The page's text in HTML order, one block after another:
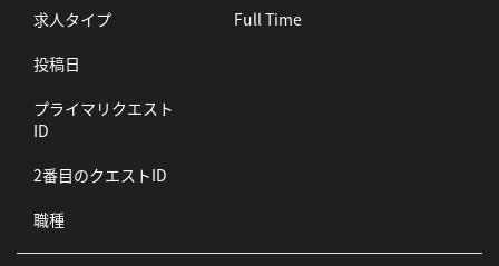
求人タイプ
Full Time
投稿日
プライマリクエスト
ID
2番目のクエストID
職種